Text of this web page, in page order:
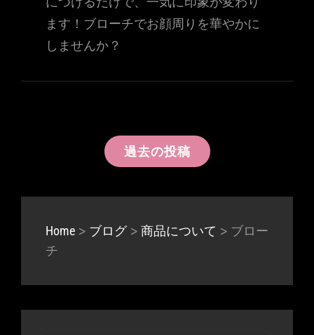
ます！ブローチでお顔周りを華やかに
しませんか？
ナ
ー
シ
過去の投稿
Home > ブログ> 商品について > ブロー
チ